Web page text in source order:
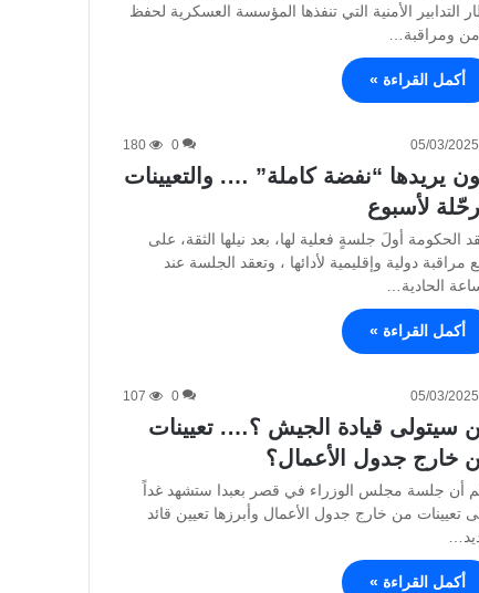
التدابير الأمنية التي تنفذها المؤسسة العسكرية لحفظ
ومراقبة…
أكمل القراءة »
05/03/2025
0
180
يريدها “نفضة كاملة” …. والتعيينات
لأسبوع
الحكومة أولَ جلسةٍ فعلية لها، بعد نيلها الثقة، على
مراقبة دولية وإقليمية لأدائها ، وتعقد الجلسة عند
الحادية…
أكمل القراءة »
05/03/2025
0
107
سيتولى قيادة الجيش ؟…. تعيينات
خارج جدول الأعمال؟
أن جلسة مجلس الوزراء في قصر بعبدا ستشهد غداً
تعيينات من خارج جدول الأعمال وأبرزها تعيين قائد
أكمل القراءة »